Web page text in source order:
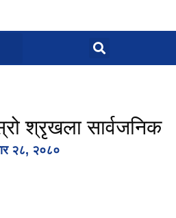
श्रृखला सार्वजनिक
२८, २०८०